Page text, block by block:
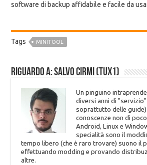
software di backup affidabile e facile da
Tags MINITOOL
Riguardo a: Salvo Cirmi (Tux1)
Un pinguino
diversi anni di "servizio"
soprattutto delle guide)
conoscenze non di
Android, Linux e
specialità sono il
tempo libero (che è raro trovare) suono il
effettuando modding e provando
altre.